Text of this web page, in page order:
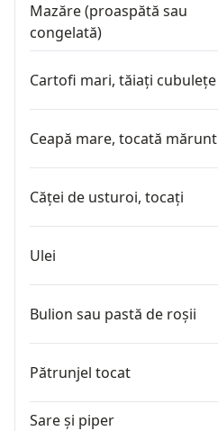
Mazăre (proaspătă sau
congelată)
Cartofi mari, tăiați cubulețe
Ceapă mare, tocată mărunt
Căței de usturoi, tocați
Ulei
Bulion sau pastă de roșii
Pătrunjel tocat
Sare și piper